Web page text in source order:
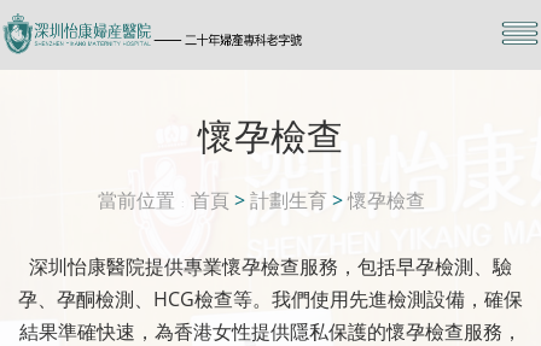
懷孕檢查
當前位置 首頁 >計劃生育>懷孕檢查
深圳怡康醫院提供專業懷孕檢查服務，包括早孕檢測、驗
孕、孕酮檢測、HCG檢查等。我們使用先進檢測設備，確保
結果準確快速，為香港女性提供隱私保護的懷孕檢查服務，